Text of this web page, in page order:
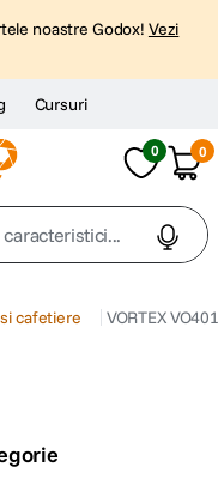
noastre Godox! Vezi
Cursuri
0 0
cafetiere VORTEX